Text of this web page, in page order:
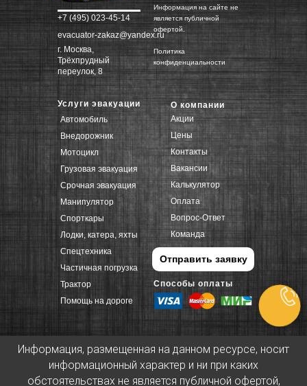
Услуги эвакуации
Автомобиль
Внедорожник
Мотоцикл
Грузовая эвакуация
Срочная эвакуация
Манипулятор
Спорткары
О компании
Акции
Цены
Контакты
Вакансии
Калькулятор
Оплата
Вопрос-Ответ
Команда
Информация на сайте не
является публичной
офертой.
Политика
конфиденциальности
+7 (495) 023-45-14
evacuator-zakaz@yandex.ru
г. Москва,
Трёхпрудный
переулок, 8
Лодки, катера, яхты
Спецтехника
Частичная погрузка
Трактор
Помощь на дороге
Способы оплаты
Отправить заявку
Информация, размещенная на данном ресурсе, носит
информационный характер и ни при каких
обстоятельствах не является публичной офертой,